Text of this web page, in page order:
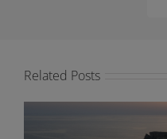
Related Posts